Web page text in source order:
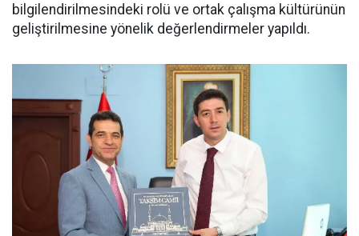
bilgilendirilmesindeki rolü ve ortak çalışma kültürünün
geliştirilmesine yönelik değerlendirmeler yapıldı.